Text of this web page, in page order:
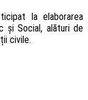
la elaborarea
și Social, alături de
civile.